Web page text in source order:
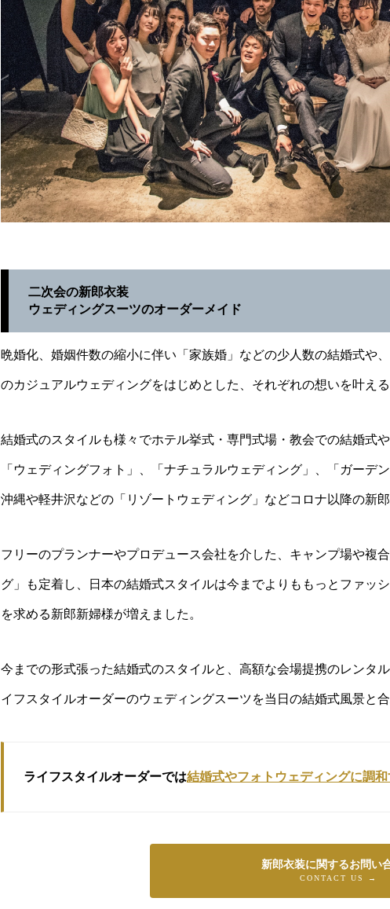
二次会の新郎衣装
ウェディングスーツのオーダーメイド
晩婚化、婚姻件数の縮小に伴い「家族婚」などの少人数の結婚式や
のカジュアルウェディングをはじめとした、それぞれの想いを叶え
結婚式のスタイルも様々でホテル挙式・専門式場・教会での結婚式
「ウェディングフォト」、「ナチュラルウェディング」、「ガーデ
沖縄や軽井沢などの「リゾートウェディング」などコロナ以降の新
フリーのプランナーやプロデュース会社を介した、キャンプ場や複
グ」も定着し、日本の結婚式スタイルは今までよりももっとファッ
を求める新郎新婦様が増えました。
今までの形式張った結婚式のスタイルと、高額な会場提携のレンタ
イフスタイルオーダーのウェディングスーツを当日の結婚式風景と
ライフスタイルオーダーでは結婚式やフォトウェディングに調
新郎衣装に関するお問い
CONTACT US →